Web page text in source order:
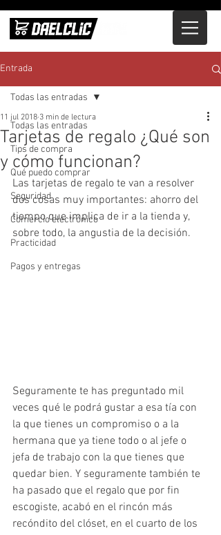
Entrada
Todas las entradas
Tips de compra
Qué puedo comprar
Seguridad
Comercio electrónico
Practicidad
Pagos y entregas
Todas las entradas
Tarjetas de regalo ¿Qué son
y cómo funcionan?
11 jul 2018 3 min de lectura
Las tarjetas de regalo te van a resolver
dos cosas muy importantes: ahorro del
tiempo que implica de ir a la tienda y,
sobre todo, la angustia de la decisión.
Seguramente te has preguntado mil
veces qué le podrá gustar a esa tía con
la que tienes un compromiso o a la
hermana que ya tiene todo o al jefe o
jefa de trabajo con la que tienes que
quedar bien. Y seguramente también te
ha pasado que el regalo que por fin
escogiste, acabó en el rincón más
recóndito del clóset, en el cuarto de los